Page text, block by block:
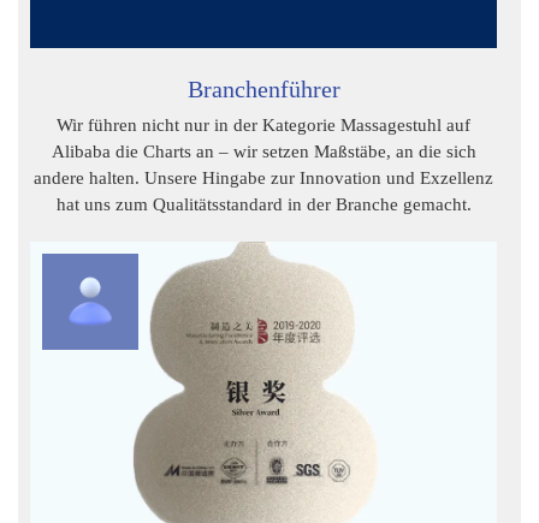
Branchenführer
Wir führen nicht nur in der Kategorie Massagestuhl auf
Alibaba die Charts an – wir setzen Maßstäbe, an die sich
andere halten. Unsere Hingabe zur Innovation und Exzellenz
hat uns zum Qualitätsstandard in der Branche gemacht.